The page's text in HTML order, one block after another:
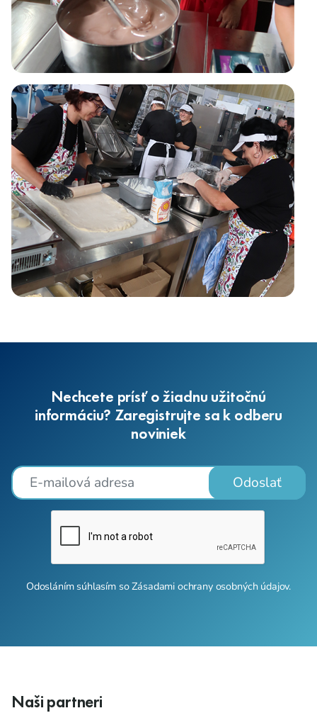
Nechcete prísť o žiadnu užitočnú
informáciu? Zaregistrujte sa k odberu
noviniek
Odoslať
Odosláním súhlasím soZásadami ochrany osobných údajov.
Naši partneri